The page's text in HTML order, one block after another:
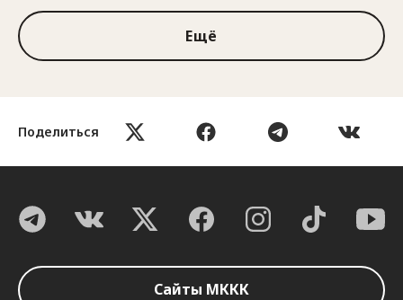
Поделиться
Ещё
Сайты МККК